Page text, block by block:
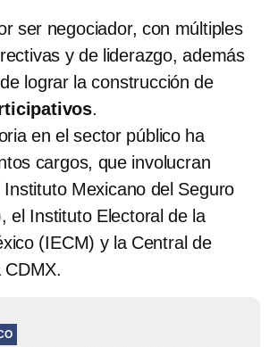
ser negociador, con múltiples
y de liderazgo, además
lograr la construcción de
.
en el sector público ha
cargos, que involucran
Instituto Mexicano del Seguro
el Instituto Electoral de la
(IECM) y la Central de
CDMX.